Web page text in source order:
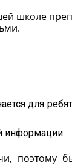
школе
для
информации.
поэтому